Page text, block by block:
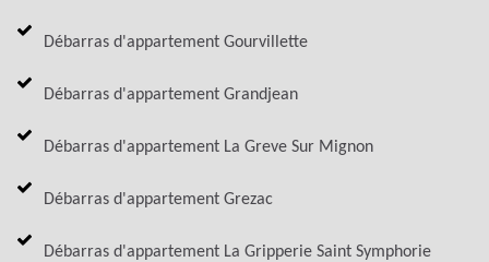
Débarras d'appartement Gourvillette
Débarras d'appartement Grandjean
Débarras d'appartement La Greve Sur Mignon
Débarras d'appartement Grezac
Débarras d'appartement La Gripperie Saint Symphorie